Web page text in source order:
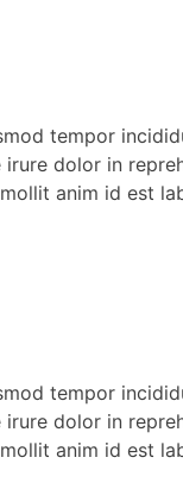
tempor
dolor in
anim id est
tempor
dolor in
anim id est